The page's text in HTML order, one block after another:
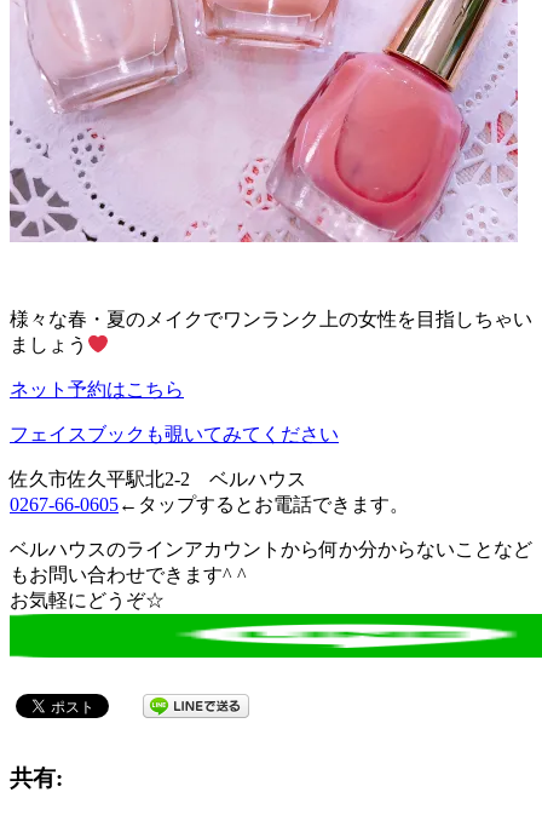
様々な春・夏のメイクでワンランク上の女性を目指しちゃい
ましょう
ネット予約はこちら
フェイスブックも覗いてみてください
佐久市佐久平駅北2-2 ベルハウス
0267-66-0605←タップするとお電話できます。
ベルハウスのラインアカウントから何か分からないことなど
もお問い合わせできます^ ^
お気軽にどうぞ☆
共有: